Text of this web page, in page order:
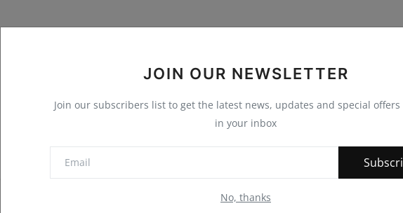
JOIN OUR NEWSLETTER
Join our subscribers list to get the latest news, updates and special
in your inbox
No, thanks